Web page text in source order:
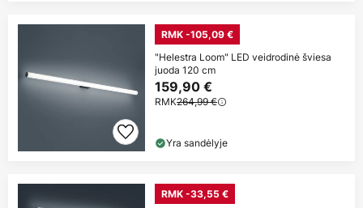
RMK -105,09 €
"Helestra Loom" LED veidrodinė šviesa
juoda 120 cm
159,90 €
RMK264,99 €
Yra sandėlyje
RMK -33,55 €